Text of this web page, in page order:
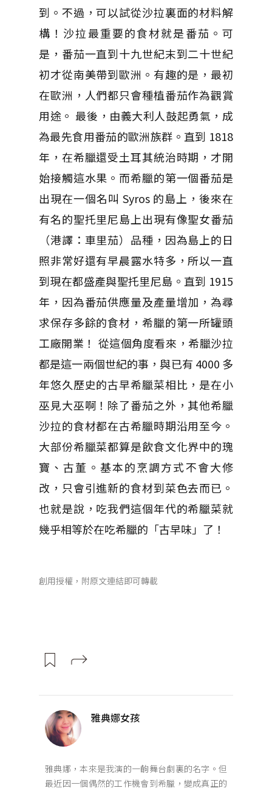
到。不過，可以試從沙拉裏面的材料解
構！沙拉最重要的食材就是番茄。可
是，番茄一直到十九世紀末到二十世紀
初才從南美帶到歐洲。有趣的是，最初
在歐洲，人們都只會種植番茄作為觀賞
用途。 最後，由義大利人鼓起勇氣，成
為最先食用番茄的歐洲族群。直到 1818
年，在希臘還受土耳其統治時期，才開
始接觸這水果。而希臘的第一個番茄是
出現在一個名叫 Syros 的島上，後來在
有名的聖托里尼島上出現有像聖女番茄
（港譯：車里茄）品種，因為島上的日
照非常好還有早晨露水特多，所以一直
到現在都盛產與聖托里尼島。直到 1915
年，因為番茄供應量及產量增加，為尋
求保存多餘的食材，希臘的第一所罐頭
工廠開業！ 從這個角度看來，希臘沙拉
都是這一兩個世紀的事，與已有 4000 多
年悠久歷史的古早希臘菜相比，是在小
巫見大巫啊！除了番茄之外，其他希臘
沙拉的食材都在古希臘時期沿用至今。
大部份希臘菜都算是飲食文化界中的瑰
寶、古董。基本的烹調方式不會大修
改，只會引進新的食材到菜色去而已。
也就是說，吃我們這個年代的希臘菜就
幾乎相等於在吃希臘的「古早味」了！
創用授權，附原文連結即可轉載
雅典娜女孩
雅典娜，本來是我演的一齣舞台劇裏的名字。但
最近因一個偶然的工作機會到希臘，變成真正的